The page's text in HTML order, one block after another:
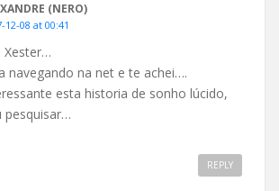
(NERO)
12-08 at 00:41
Xester…
navegando na net e te achei….
esta historia de sonho lúcido,
pesquisar…
REPLY